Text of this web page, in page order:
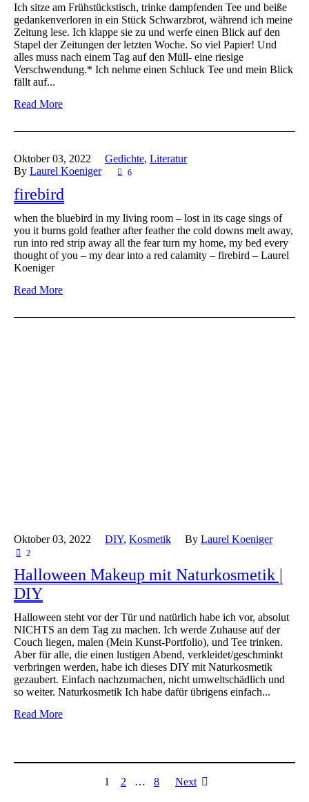
Ich sitze am Frühstückstisch, trinke dampfenden Tee und beiße
gedankenverloren in ein Stück Schwarzbrot, während ich meine
Zeitung lese. Ich klappe sie zu und werfe einen Blick auf den
Stapel der Zeitungen der letzten Woche. So viel Papier! Und
alles muss nach einem Tag auf den Müll- eine riesige
Verschwendung.* Ich nehme einen Schluck Tee und mein Blick
fällt auf...
Read More
Oktober 03, 2022 Gedichte, Literatur
By Laurel Koeniger 6
firebird
when the bluebird in my living room – lost in its cage sings of
you it burns gold feather after feather the cold downs melt away,
run into red strip away all the fear turn my home, my bed every
thought of you – my dear into a red calamity – firebird – Laurel
Koeniger
Read More
Oktober 03, 2022 DIY, Kosmetik By Laurel Koeniger
2
Halloween Makeup mit Naturkosmetik |
DIY
Halloween steht vor der Tür und natürlich habe ich vor, absolut
NICHTS an dem Tag zu machen. Ich werde Zuhause auf der
Couch liegen, malen (Mein Kunst-Portfolio), und Tee trinken.
Aber für alle, die einen lustigen Abend, verkleidet/geschminkt
verbringen werden, habe ich dieses DIY mit Naturkosmetik
gezaubert. Einfach nachzumachen, nicht umweltschädlich und
so weiter. Naturkosmetik Ich habe dafür übrigens einfach...
Read More
1 2 … 8 Next